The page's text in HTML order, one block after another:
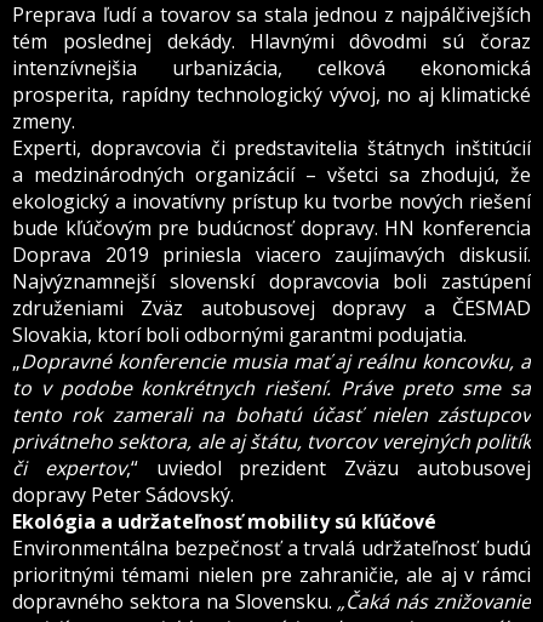
Preprava ľudí a tovarov sa stala jednou z najpálčivejších
tém poslednej dekády. Hlavnými dôvodmi sú čoraz
intenzívnejšia urbanizácia, celková ekonomická
prosperita, rapídny technologický vývoj, no aj klimatické
zmeny.
Experti, dopravcovia či predstavitelia štátnych inštitúcií
a medzinárodných organizácií – všetci sa zhodujú, že
ekologický a inovatívny prístup ku tvorbe nových riešení
bude kľúčovým pre budúcnosť dopravy. HN konferencia
Doprava 2019 priniesla viacero zaujímavých diskusií.
Najvýznamnejší slovenskí dopravcovia boli zastúpení
združeniami Zväz autobusovej dopravy a ČESMAD
Slovakia, ktorí boli odbornými garantmi podujatia.
„Dopravné konferencie musia mať aj reálnu koncovku, a
to v podobe konkrétnych riešení. Práve preto sme sa
tento rok zamerali na bohatú účasť nielen zástupcov
privátneho sektora, ale aj štátu, tvorcov verejných politík
či expertov,“ uviedol prezident Zväzu autobusovej
dopravy Peter Sádovský.
Ekológia a udržateľnosť mobility sú kľúčové
Environmentálna bezpečnosť a trvalá udržateľnosť budú
prioritnými témami nielen pre zahraničie, ale aj v rámci
dopravného sektora na Slovensku.„Čaká nás znižovanie